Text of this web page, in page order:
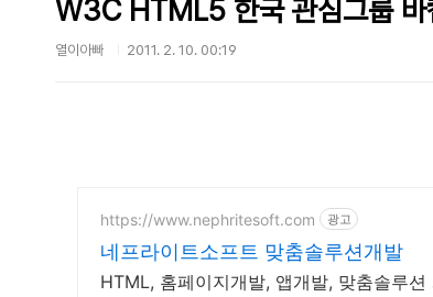
W3C HTML5 한국 관심그룹 바
열이아빠 2011. 2. 10. 00:19
https://www.nephritesoft.com 광고
네프라이트소프트 맞춤솔루션개발
HTML, 홈페이지개발, 앱개발, 맞춤솔루